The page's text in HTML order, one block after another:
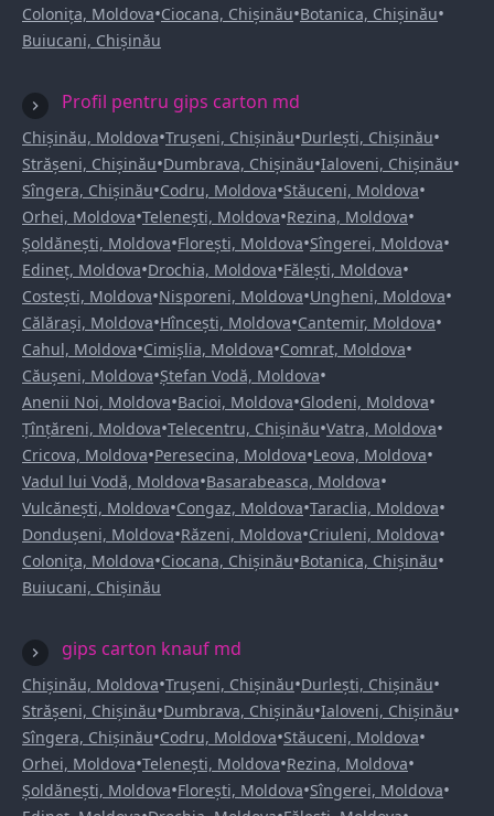
Colonița, Moldova•Ciocana, Chișinău•Botanica, Chișinău•
Buiucani, Chișinău
Profil pentru gips carton md
Chișinău, Moldova•Trușeni, Chișinău•Durlești, Chișinău•
Strășeni, Chișinău•Dumbrava, Chișinău•Ialoveni, Chișinău•
Sîngera, Chișinău•Codru, Moldova•Stăuceni, Moldova•
Orhei, Moldova•Telenești, Moldova•Rezina, Moldova•
Șoldănești, Moldova•Florești, Moldova•Sîngerei, Moldova•
Edineț, Moldova•Drochia, Moldova•Fălești, Moldova•
Costești, Moldova•Nisporeni, Moldova•Ungheni, Moldova•
Călărași, Moldova•Hîncești, Moldova•Cantemir, Moldova•
Cahul, Moldova•Cimișlia, Moldova•Comrat, Moldova•
Căușeni, Moldova•Ștefan Vodă, Moldova•
Anenii Noi, Moldova•Bacioi, Moldova•Glodeni, Moldova•
Țînțăreni, Moldova•Telecentru, Chișinău•Vatra, Moldova•
Cricova, Moldova•Peresecina, Moldova•Leova, Moldova•
Vadul lui Vodă, Moldova•Basarabeasca, Moldova•
Vulcănești, Moldova•Congaz, Moldova•Taraclia, Moldova•
Dondușeni, Moldova•Răzeni, Moldova•Criuleni, Moldova•
Colonița, Moldova•Ciocana, Chișinău•Botanica, Chișinău•
Buiucani, Chișinău
gips carton knauf md
Chișinău, Moldova•Trușeni, Chișinău•Durlești, Chișinău•
Strășeni, Chișinău•Dumbrava, Chișinău•Ialoveni, Chișinău•
Sîngera, Chișinău•Codru, Moldova•Stăuceni, Moldova•
Orhei, Moldova•Telenești, Moldova•Rezina, Moldova•
Șoldănești, Moldova•Florești, Moldova•Sîngerei, Moldova•